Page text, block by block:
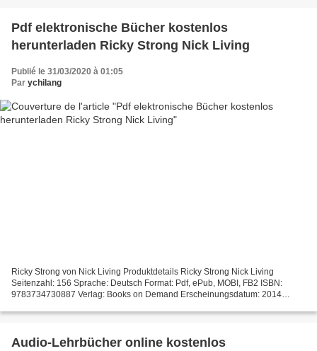
Pdf elektronische Bücher kostenlos
herunterladen Ricky Strong Nick Living
Publié le 31/03/2020 à 01:05
Par ychilang
Ricky Strong von Nick Living Produktdetails Ricky Strong Nick Living
Seitenzahl: 156 Sprache: Deutsch Format: Pdf, ePub, MOBI, FB2 ISBN:
9783734730887 Verlag: Books on Demand Erscheinungsdatum: 2014
Audio-Lehrbücher online kostenlos